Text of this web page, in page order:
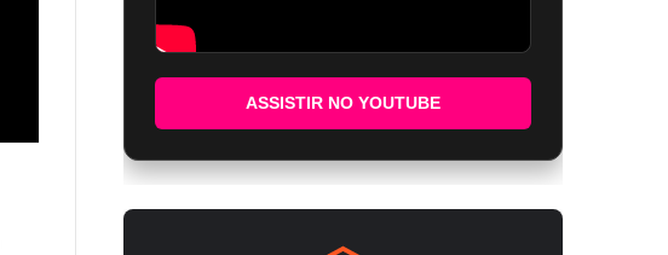
ASSISTIR NO YOUTUBE